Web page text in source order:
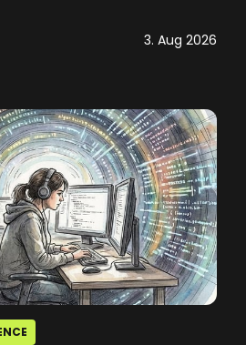
3. Aug 2026